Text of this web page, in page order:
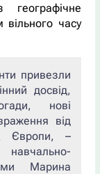
часу
привезли
досвід,
нові
від
Європи, –
Марина